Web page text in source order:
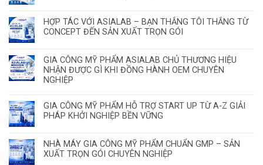
HỢP TÁC VỚI ASIALAB – BẠN THẮNG TÔI THẮNG TỪ
CONCEPT ĐẾN SẢN XUẤT TRỌN GÓI
GIA CÔNG MỸ PHẨM ASIALAB CHỦ THƯƠNG HIỆU
NHẬN ĐƯỢC GÌ KHI ĐỒNG HÀNH OEM CHUYÊN
NGHIỆP
GIA CÔNG MỸ PHẨM HỖ TRỢ START UP TỪ A-Z GIẢI
PHÁP KHỞI NGHIỆP BỀN VỮNG
NHÀ MÁY GIA CÔNG MỸ PHẨM CHUẨN GMP – SẢN
XUẤT TRỌN GÓI CHUYÊN NGHIỆP